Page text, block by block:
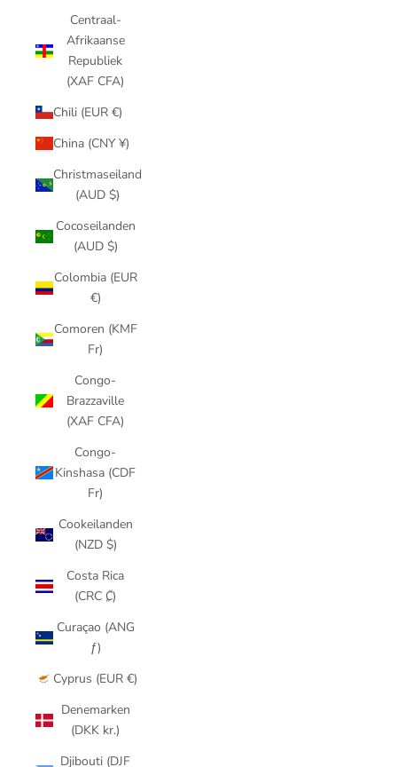
Centraal-
Afrikaanse
Republiek
(XAF CFA)
Chili (EUR €)
China (CNY ¥)
Christmaseiland
(AUD $)
Cocoseilanden
(AUD $)
Colombia (EUR
€)
Comoren (KMF
Fr)
Congo-
Brazzaville
(XAF CFA)
Congo-
Kinshasa (CDF
Fr)
Cookeilanden
(NZD $)
Costa Rica
(CRC ₡)
Curaçao (ANG
ƒ)
Cyprus (EUR €)
Denemarken
(DKK kr.)
Djibouti (DJF